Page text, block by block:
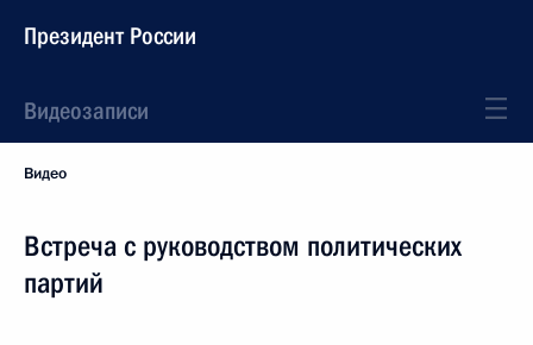
Президент России
Видеозаписи
Видео
Встреча с руководством политических
партий